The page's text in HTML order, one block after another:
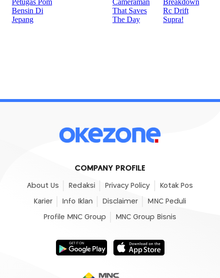
COMPANY PROFILE
About Us Redaksi Privacy Policy Kotak Pos
Karier Info Iklan Disclaimer MNC Peduli
Profile MNC Group MNC Group Bisnis